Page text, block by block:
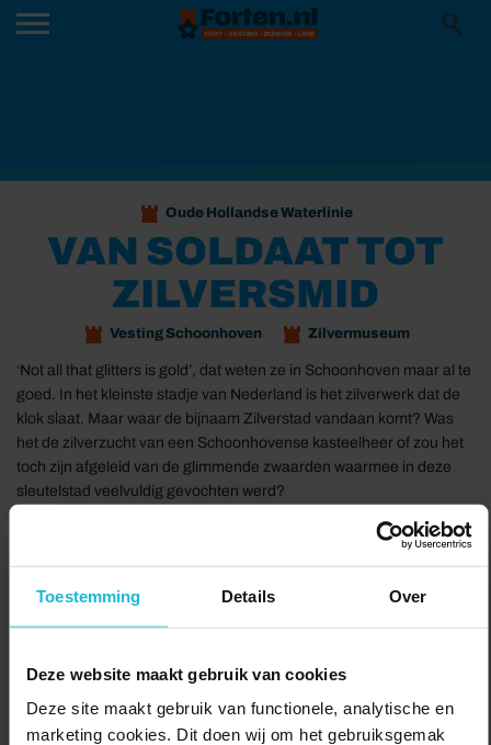
Toestemming Details Over
Deze website maakt gebruik van cookies
Deze site maakt gebruik van functionele, analytische en
marketing cookies. Dit doen wij om het gebruiksgemak
Oude Hollandse Waterlinie
VAN SOLDAAT TOT
ZILVERSMID
Vesting Schoonhoven Zilvermuseum
‘Not all that glitters is gold’, dat weten ze in Schoonhoven maar al te
goed. In het kleinste stadje van Nederland is het zilverwerk dat de
klok slaat. Maar waar de bijnaam Zilverstad vandaan komt? Was
het de zilverzucht van een Schoonhovense kasteelheer of zou het
toch zijn afgeleid van de glimmende zwaarden waarmee in deze
sleutelstad veelvuldig gevochten werd?
Deze leuke wandeltocht door het mooie centrum van Schoonhoven
brengt je o.a. langs het Nederlands Zilvermuseum, de Grote of St.
Bartholomeuskerk. Na afloop kun je heerlijk genieten van een
Delen: